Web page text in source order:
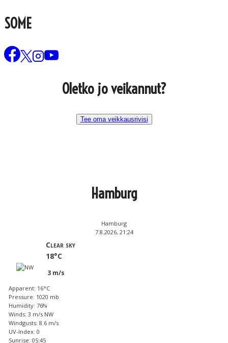
SOME
Oletko jo veikannut?
Tee oma veikkausrivisi
Hamburg
Hamburg
7.8.2026, 21:24
Clear sky
18°C
3 m/s
Apparent: 16°C
Pressure: 1020 mb
Humidity: 76%
Winds: 3 m/s NW
Windgusts: 8.6 m/s
UV-Index: 0
Sunrise: 05:45